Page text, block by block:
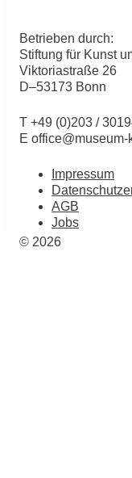
Betrieben durch:
Stiftung für Kunst
Viktoriastraße 26
D–53173 Bonn
T +49 (0)203 /
E
Impressum
AGB
Jobs
© 2026